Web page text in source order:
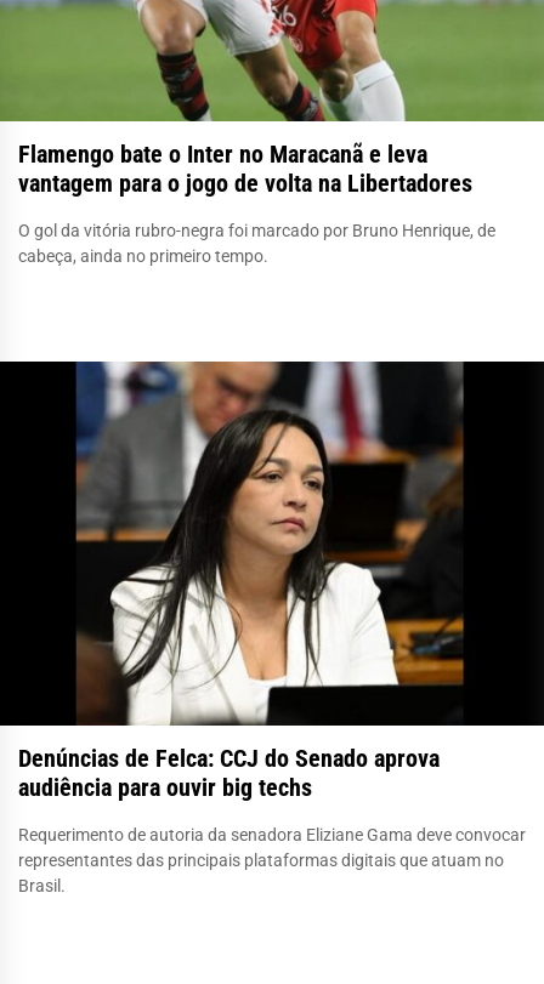
Flamengo bate o Inter no Maracanã e leva
vantagem para o jogo de volta na Libertadores
O gol da vitória rubro-negra foi marcado por Bruno Henrique, de
cabeça, ainda no primeiro tempo.
Denúncias de Felca: CCJ do Senado aprova
audiência para ouvir big techs
Requerimento de autoria da senadora Eliziane Gama deve convocar
representantes das principais plataformas digitais que atuam no
Brasil.